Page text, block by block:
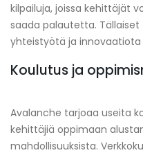
kilpailuja, joissa kehittäjät
saada palautetta.
yhteistyötä ja innovaatiota
Koulutus ja
Avalanche tarjoaa useita
kehittäjiä oppimaan
mahdollisuuksista.